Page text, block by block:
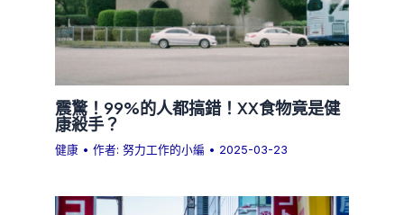
震驚！99%的人都搞錯！XX食物竟是健
康殺手？
健康 • 作者:努力工作的小編 • 2025-03-23